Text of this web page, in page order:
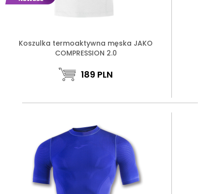
Koszulka termoaktywna męska JAKO
COMPRESSION 2.0
189 PLN